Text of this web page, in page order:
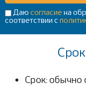
Даю согласие на
соответствии с
Срок: обычно